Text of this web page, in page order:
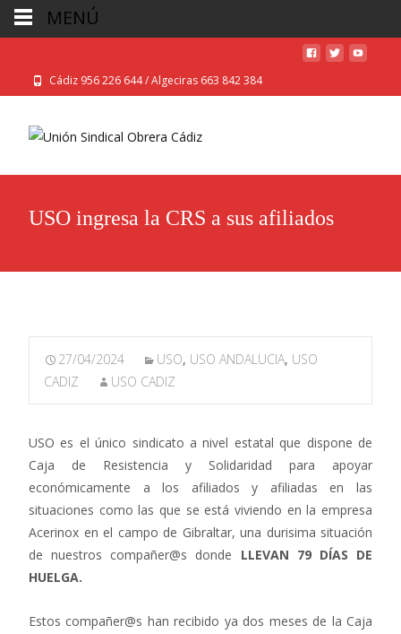
Cádiz 956 226 644 / Algeciras 663 842 384
USO ingresa la CRS a sus afiliados
27/04/2024 USO, USO ANDALUCIA, USO
CADIZ
USO CADIZ
USO es el único sindicato a nivel estatal que dispone de
Caja de Resistencia y Solidaridad para apoyar
económicamente a los afiliados y afiliadas en las
situaciones como las que se está viviendo en la empresa
Acerinox en el campo de Gibraltar, una durisima situación
de nuestros compañer@s donde LLEVAN 79 DÍAS DE
HUELGA.
Estos compañer@s han recibido ya dos meses de la Caja
MENÚ